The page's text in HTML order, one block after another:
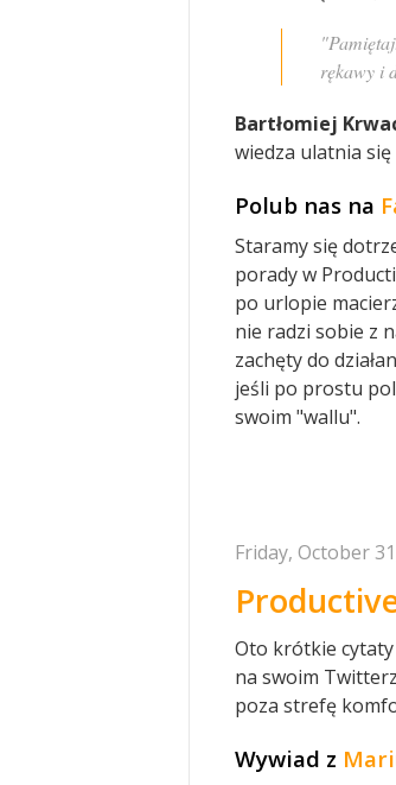
rękawy i
Bartłomiej
wiedza ulatnia
Polub nas na
Staramy się
porady w
po urlopie
nie radzi sobie z
zachęty do
jeśli po prostu
swoim "wallu".
Friday, October
Oto krótkie
na swoim
poza strefę
Wywiad z